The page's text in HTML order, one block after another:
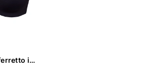
Top di bikini con ferretto imbottito «Blanca Beach»